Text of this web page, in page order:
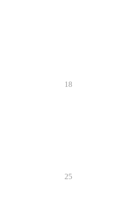
18
25